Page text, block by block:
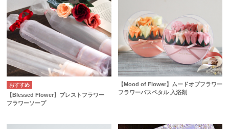
【Blessed Flower】ブレストフラワー
フラワーソープ
【Mood of Flower】ムードオブフラワー
フラワーバスペタル 入浴剤